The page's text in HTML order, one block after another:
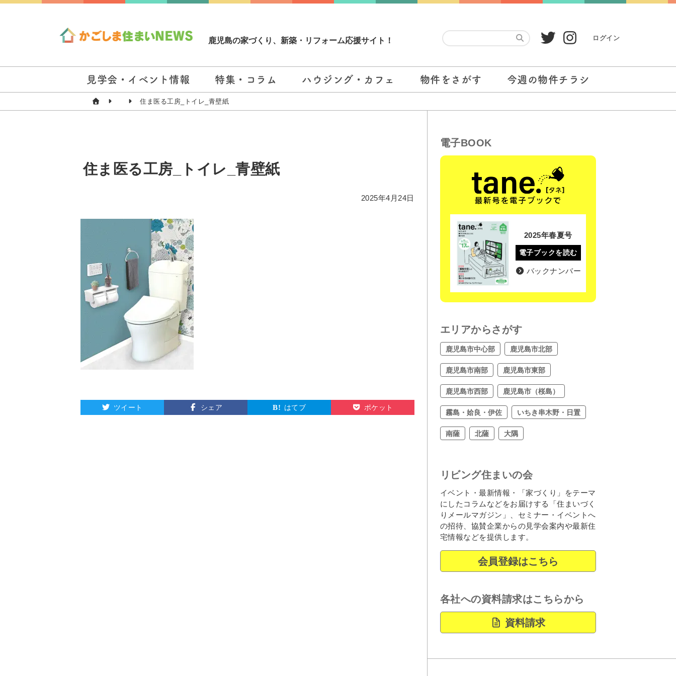
鹿児島の家づくり、新築・リフォーム応援サイト！ ログイン
見学会・イベント情報 特集・コラム ハウジング・カフェ 物件をさがす 今週の物件チラシ
住ま医る工房_トイレ_青壁紙
住ま医る工房_トイレ_青壁紙
2025年4月24日
ツイート シェア はてブ ポケット
電子BOOK
2025年春夏号
電子ブックを読む
バックナンバー
エリアからさがす
鹿児島市中心部 鹿児島市北部
鹿児島市南部 鹿児島市東部
鹿児島市西部 鹿児島市（桜島）
霧島・姶良・伊佐 いちき串木野・日置
南薩 北薩 大隅
リビング住まいの会
イベント・最新情報・「家づくり」をテーマ
にしたコラムなどをお届けする「住まいづく
りメールマガジン」、セミナー・イベントへ
の招待、協賛企業からの見学会案内や最新住
宅情報などを提供します。
会員登録はこちら
各社への資料請求はこちらから
資料請求